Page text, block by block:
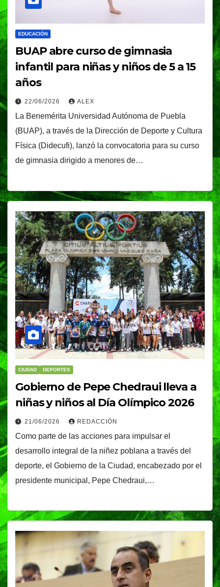
EDUCACIÓN
BUAP abre curso de gimnasia
infantil para niñas y niños de 5 a 15
años
22/06/2026 ALEX
La Benemérita Universidad Autónoma de Puebla
(BUAP), a través de la Dirección de Deporte y Cultura
Física (Didecufi), lanzó la convocatoria para su curso
de gimnasia dirigido a menores de…
CIUDAD DEPORTES
Gobierno de Pepe Chedraui lleva a
niñas y niños al Día Olímpico 2026
21/06/2026 REDACCIÓN
Como parte de las acciones para impulsar el
desarrollo integral de la niñez poblana a través del
deporte, el Gobierno de la Ciudad, encabezado por el
presidente municipal, Pepe Chedraui,…